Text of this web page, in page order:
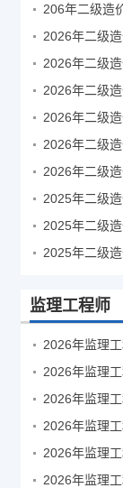
206年二级造
2026年二级
2026年二级
2026年二级
2026年二级
2025年二级
2025年二级
监理工程师
2026年监理